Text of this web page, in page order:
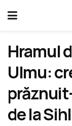
Hramul
Ulmu:
de la